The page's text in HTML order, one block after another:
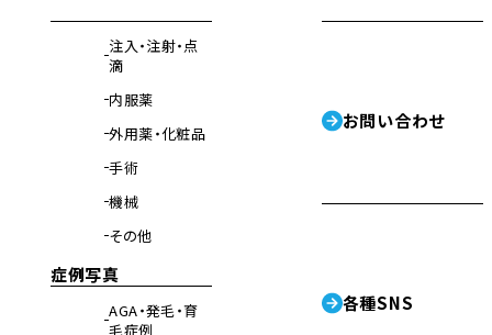
注入・注射・点
滴
内服薬
外用薬・化粧品
手術
機械
その他
症例写真
AGA・発毛・育
毛症例
お問い合わせ
各種SNS